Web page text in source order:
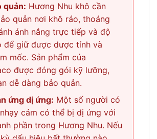
quản: Hương Nhu khô cần
quản nơi khô ráo, thoáng
ánh nắng trực tiếp và độ
để giữ được dược tính và
mốc. Sản phẩm của
được đóng gói kỹ lưỡng,
dễ dàng bảo quản.
ứng dị ứng: Một số người có
cảm có thể bị dị ứng với
phần trong Hương Nhu. Nếu